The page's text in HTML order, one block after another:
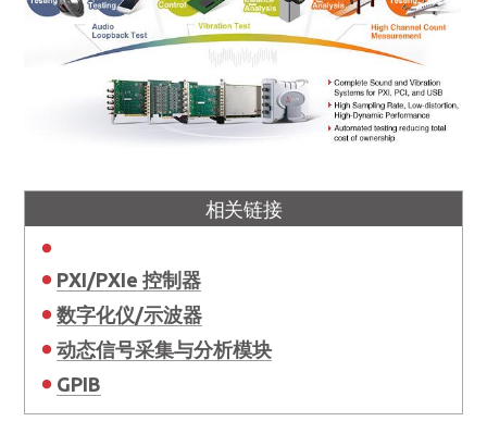
相关链接
PXI/PXIe 控制器
数字化仪/示波器
动态信号采集与分析模块
GPIB